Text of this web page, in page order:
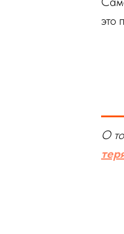
это
О